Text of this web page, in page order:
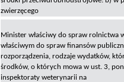
zwierzęcego
Minister właściwy do spraw rolnictwa
właściwym do spraw finansów
rozporządzenia, rodzaje wydatków,
środków, o których mowa w ust. 3,
inspektoraty weterynarii na